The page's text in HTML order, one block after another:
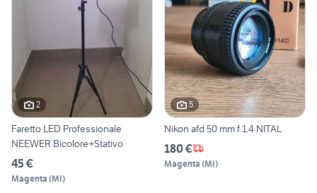
2
Faretto LED Professionale
NEEWER Bicolore+Stativo
45 €
Magenta (MI)
5
Nikon afd 50 mm f 1.4 NITAL
180 €
Magenta (MI)